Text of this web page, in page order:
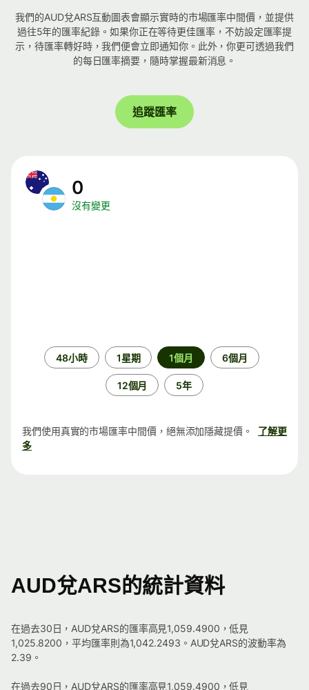
我們的AUD兌ARS互動圖表會顯示實時的市場匯率中間價，並提供
過往5年的匯率紀錄。如果你正在等待更佳匯率，不妨設定匯率提
示，待匯率轉好時，我們便會立即通知你。此外，你更可透過我們
的每日匯率摘要，隨時掌握最新消息。
追蹤匯率
0
沒有變更
48小時 1星期 1個月 6個月
12個月 5年
我們使用真實的市場匯率中間價，絕無添加隱藏提價。
了解更
多
AUD兌ARS的統計資料
在過去30日，AUD兌ARS的匯率高見1,059.4900，低見
1,025.8200，平均匯率則為1,042.2493。AUD兌ARS的波動率為
2.39。
在過去90日，AUD兌ARS的匯率高見1,059.4900，低見